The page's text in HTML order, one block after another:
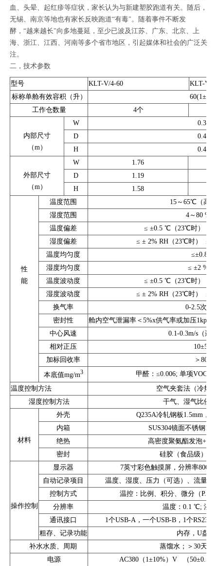
血、头晕、起红疹等症状，家长认为与新建塑胶跑道有关。随后，
无锡、南京等地也有家长反映跑道“有毒"。随着事件不断发
酵，“越来越长"向多地蔓延，至少已波及江苏、广东、北京、上
海、浙江、江西、河南等多个省市地区，引起媒体和社会的广泛关
注。
二，技术参数
型号 KLT-V/4-60
KLT-V/6-
标称单舱有效容积（升）
60(1±2%)
工作仓数量
4个
内部尺寸
（m）
W
0.30
D
0.40
H
0.40
外部尺寸
（m）
W
1.76
D
1.19
H
1.58
性
能
温度范围
15～65℃（高
湿度范围
4～80 %
温度偏差
≤ ±0.5 ℃（23℃时） ≤
湿度偏差
≤ ± 2% RH（23℃时） ≤ ±
温度均匀度
≤±0.8 ℃
湿度均匀度
≤ ±2 %
温度波动度
≤ ±0.5 ℃（23℃时） ≤
湿度波动度
≤ ± 2% RH（23℃时） ≤ ±
换气率
0-2.5次/小
密封性
舱内空气泄漏率＜5%x供气率或加压1kpa
中心风速
0.1-0.3m/s（连
相对正压
10±5pa
加标回收率
＞80%
本底值mg/m3
甲醛：≤0.006; 单项
温度控制方法
空气夹套法（冷热
湿度控制方法
干气、湿气比例
材料
外壳
Q235A冷轧钢板1.5mm，
内箱
SUS304镜面不锈钢
绝热
高密度聚氨酯发泡
密封
硅胶（食品级）、
操作控制
显示器
7英寸彩色触摸屏，分辨率
自动记录项目
温度、湿度、压力（可选）、流量（
控制方式
温控：比例、积分、微分（
分辨率
温度：0.1 ℃; 湿度
通讯接口
1个USB-A，一个USB-B，1个RS232
粗存、记录功能
内存，U盘，
补水水质、周期
蒸馏水；＞30天（
电源
AC380（1±10%）V （50±0.5